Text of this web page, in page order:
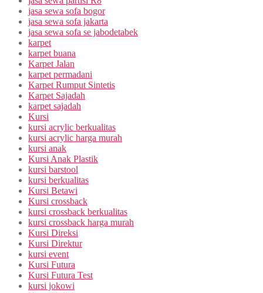
jasa sewa sofa bogor
jasa sewa sofa jakarta
jasa sewa sofa se jabodetabek
karpet
karpet buana
Karpet Jalan
karpet permadani
Karpet Rumput Sintetis
Karpet Sajadah
karpet sajadah
Kursi
kursi acrylic berkualitas
kursi acrylic harga murah
kursi anak
Kursi Anak Plastik
kursi barstool
kursi berkualitas
Kursi Betawi
Kursi crossback
kursi crossback berkualitas
kursi crossback harga murah
Kursi Direksi
Kursi Direktur
kursi event
Kursi Futura
Kursi Futura Test
kursi jokowi